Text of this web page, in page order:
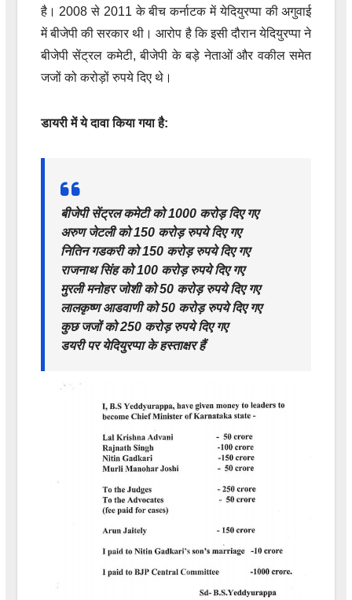
है। 2008 से 2011 के बीच कर्नाटक में येदियुरप्पा की अगुवाई
में बीजेपी की सरकार थी। आरोप है कि इसी दौरान येदियुरप्पा ने
बीजेपी सेंट्रल कमेटी, बीजेपी के बड़े नेताओं और वकील समेत
जजों को करोड़ों रुपये दिए थे।
डायरी में ये दावा किया गया है:
बीजेपी सेंट्रल कमेटी को 1000 करोड़ दिए गए
अरुण जेटली को 150 करोड़ रुपये दिए गए
नितिन गडकरी को 150 करोड़ रुपये दिए गए
राजनाथ सिंह को 100 करोड़ रुपये दिए गए
मुरली मनोहर जोशी को 50 करोड़ रुपये दिए गए
लालकृष्ण आडवाणी को 50 करोड़ रुपये दिए गए
कुछ जजों को 250 करोड़ रुपये दिए गए
डयरी पर येदियुरप्पा के हस्ताक्षर हैं